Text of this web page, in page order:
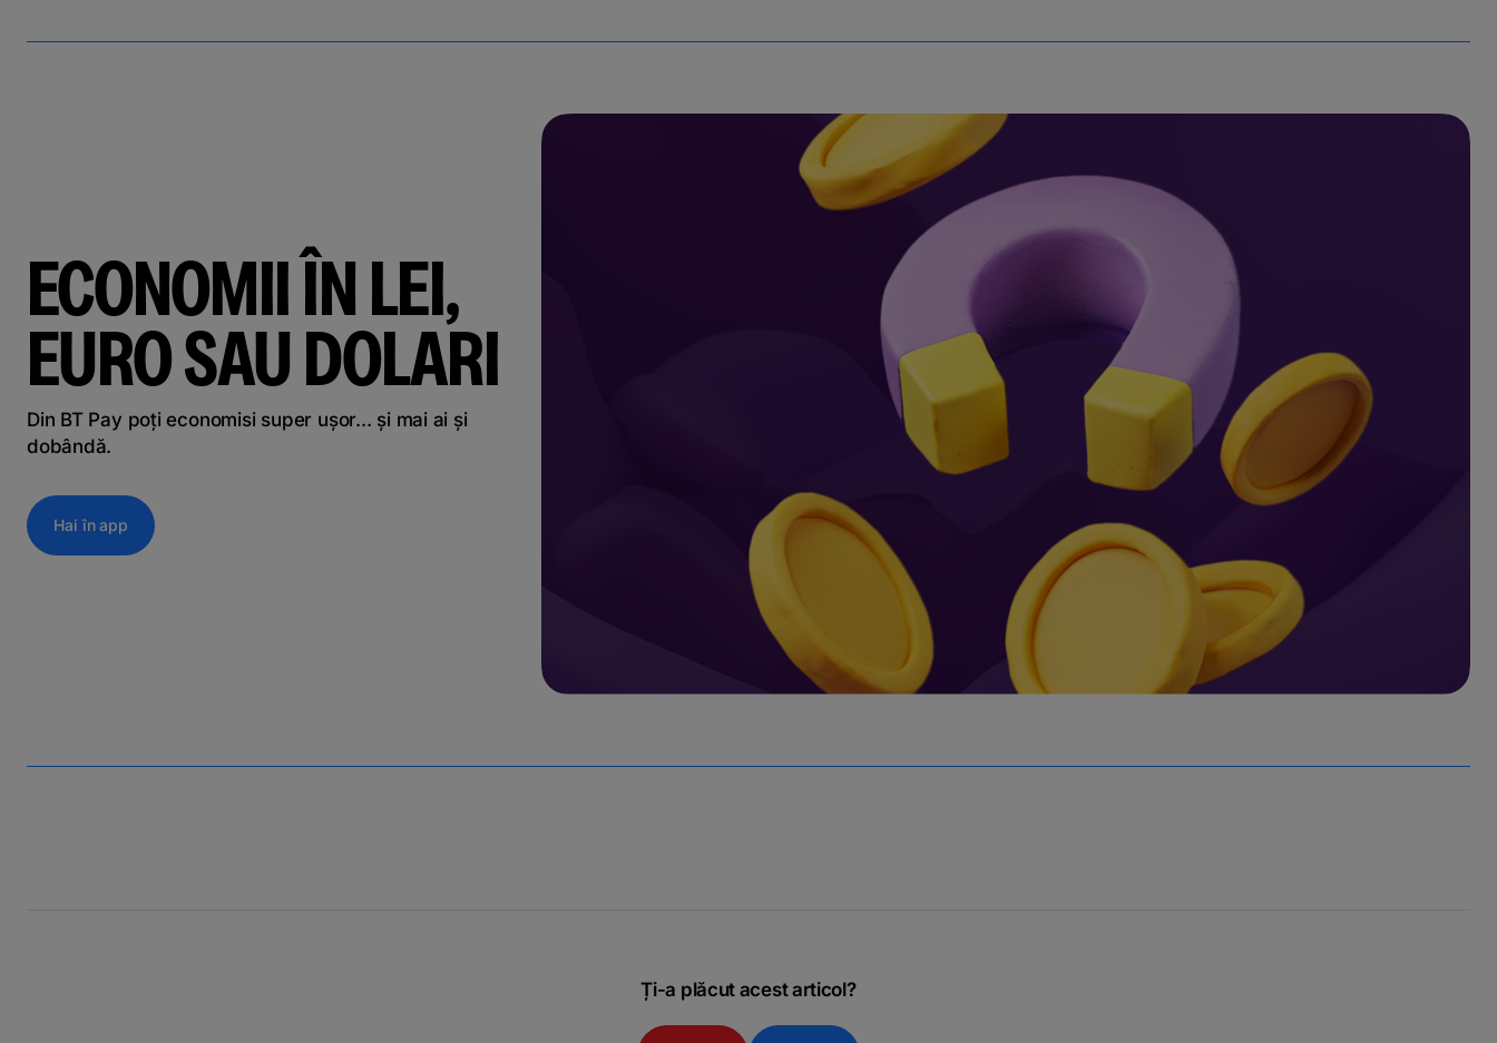
ECONOMII ÎN LEI,
EURO SAU DOLARI
Din BT Pay poți economisi super ușor... și mai ai și
dobândă.
Hai în app
Ți-a plăcut acest articol?